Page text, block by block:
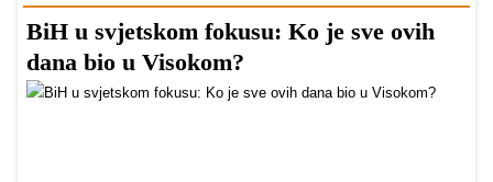
BiH u svjetskom fokusu: Ko je sve ovih
dana bio u Visokom?